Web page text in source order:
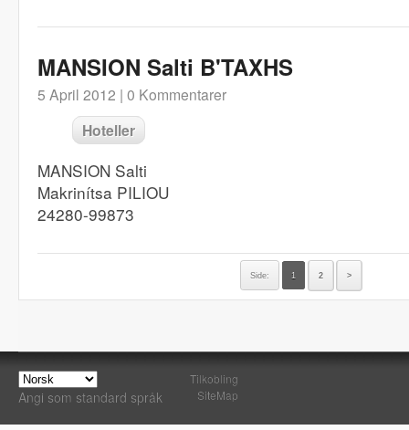
MANSION Salti B'TAXHS
5 April 2012 | 0 Kommentarer
Hoteller
MANSION Salti
Makrinítsa PILIOU
24280-99873
Side: 1 2 >
Angi som standard språk
Tilkobling
SiteMap